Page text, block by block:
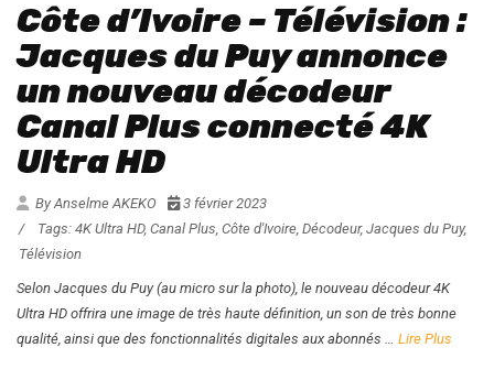
Côte d’Ivoire – Télévision :
Jacques du Puy annonce
un nouveau décodeur
Canal Plus connecté 4K
Ultra HD
By Anselme AKEKO
3 février 2023
/
Tags: 4K Ultra HD, Canal Plus, Côte d'Ivoire, Décodeur, Jacques du Puy,
Télévision
Selon Jacques du Puy (au micro sur la photo), le nouveau décodeur 4K
Ultra HD offrira une image de très haute définition, un son de très bonne
qualité, ainsi que des fonctionnalités digitales aux abonnés … Lire Plus